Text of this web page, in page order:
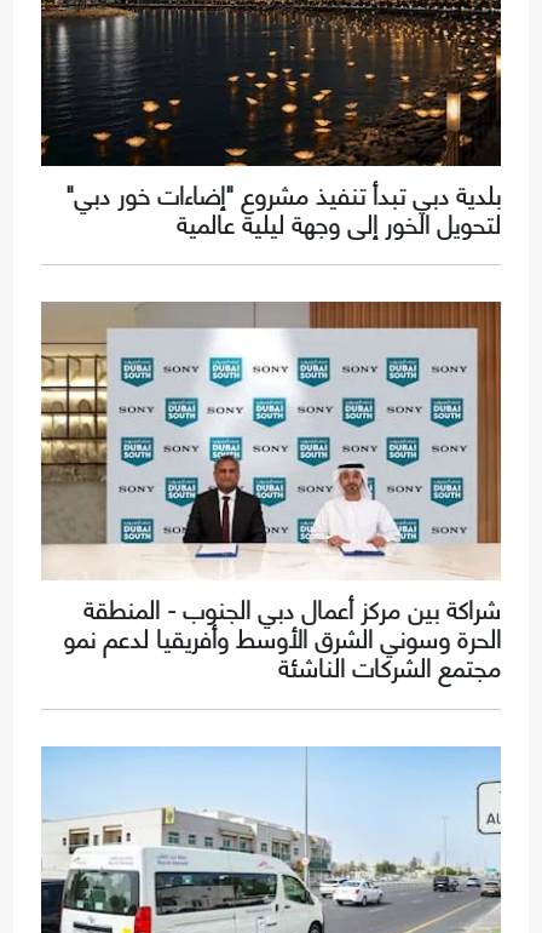
بلدية دبي تبدأ تنفيذ مشروع "إضاءات خور دبي"
لتحويل الخور إلى وجهة ليلية عالمية
شراكة بين مركز أعمال دبي الجنوب - المنطقة
الحرة وسوني الشرق الأوسط وأفريقيا لدعم نمو
مجتمع الشركات الناشئة